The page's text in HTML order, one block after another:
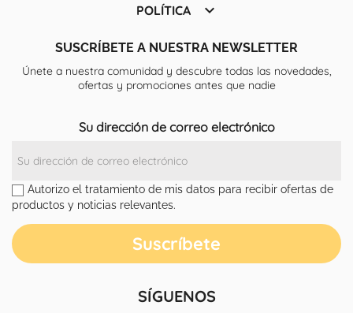
POLÍTICA 
SUSCRÍBETE A NUESTRA NEWSLETTER
Únete a nuestra comunidad y descubre todas las novedades,
ofertas y promociones antes que nadie
Su dirección de correo electrónico
Autorizo el tratamiento de mis datos para recibir ofertas de
productos y noticias relevantes.
SÍGUENOS